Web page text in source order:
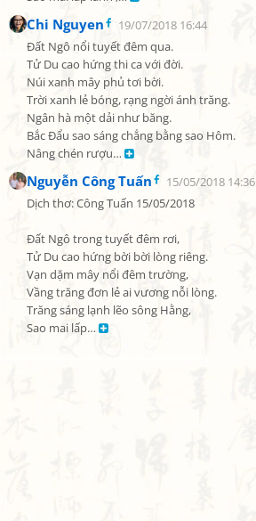
Chi Nguyen
19/07/2018 16:44
Đất Ngô nổi tuyết đêm qua.
Tử Du cao hứng thi ca với đời.
Núi xanh mây phủ tơi bời.
Trời xanh lẻ bóng, rạng ngời ánh trăng.
Ngân hà một dải như băng.
Bắc Đẩu sao sáng chẳng bằng sao Hôm.
Nâng chén rượu…
Nguyễn Công Tuấn
15/05/2018 14:36
Dịch thơ: Công Tuấn 15/05/2018
Đất Ngô trong tuyết đêm rơi,
Tử Du cao hứng bời bời lòng riêng.
Vạn dặm mây nổi đêm trường,
Vầng trăng đơn lẻ ai vương nỗi lòng.
Trăng sáng lạnh lẽo sông Hằng,
Sao mai lấp…